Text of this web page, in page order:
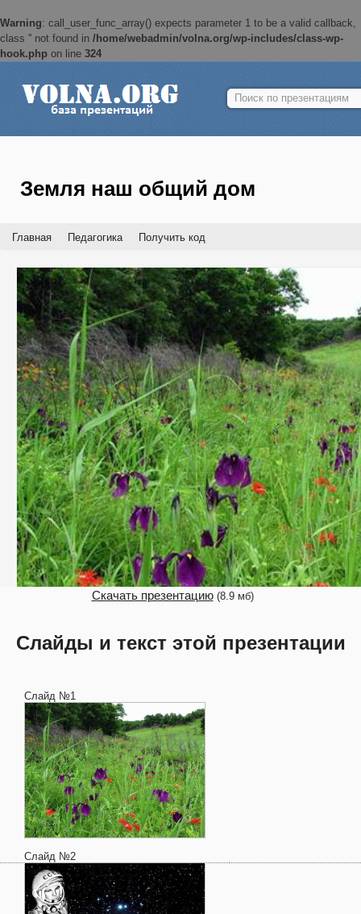
Warning: call_user_func_array() expects parameter 1 to be a valid callback,
class '' not found in /home/webadmin/volna.org/wp-includes/class-wp-
hook.php on line 324
Найти:
Земля наш общий дом
Главная Педагогика Получить код
Скачать презентацию(8.9 мб)
Слайды и текст этой презентации
Слайд №1
Слайд №2